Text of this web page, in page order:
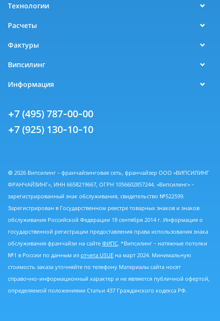
Технологии
Расчеты
Фактуры
Випсилинг
Информация
+7 (495) 787-00-00
+7 (925) 130-10-10
© 2026 Випсилинг - франчайзинговая сеть, франчайзер ООО «ВИПСИЛИНГ
ФРАНЧАЙЗИНГ», ИНН 6658219667, ОГРН 1056602857244. «Випсилинг» -
зарегистрированный знак обслуживания, свидетельство №522599.
Зарегистрирован в Государственном реестре товарных знаков и знаков
обслуживания Российской Федерации 18 сентября 2014 г. Информация о
государственной регистрации предоставления права использования знака
обслуживания франчайзи на сайте ФИПС. *Випсилинг - натяжные потолки
№1 в России по данным из отчета USUE на март 2024. Минимальную
стоимость заказа уточняйте по телефону Материалы сайта носят
справочно-информационный характер и не являются публичной офертой,
определяемой положениями Статьи 437 Гражданского кодекса РФ.